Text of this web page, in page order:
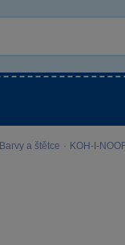
Barvy a štětce · KOH-I-